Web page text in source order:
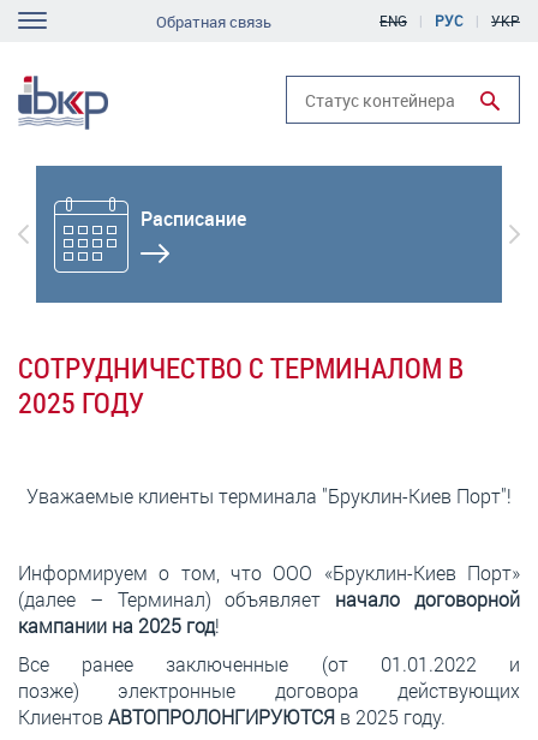
Перейти
содержанию
ENG РУС УКР
Обратная связь
Run search
Расписание
Previous
СОТРУДНИЧЕСТВО С ТЕРМИНАЛОМ В
2025 ГОДУ
Уважаемые клиенты терминала "Бруклин-Киев Порт"!
Информируем о том, что ООО «Бруклин-Киев Порт»
(далее – Терминал) объявляет начало договорной
кампании на 2025 год!
Все ранее заключенные (от 01.01.2022 и
позже) электронные договора действующих
Клиентов АВТОПРОЛОНГИРУЮТСЯ в 2025 году.